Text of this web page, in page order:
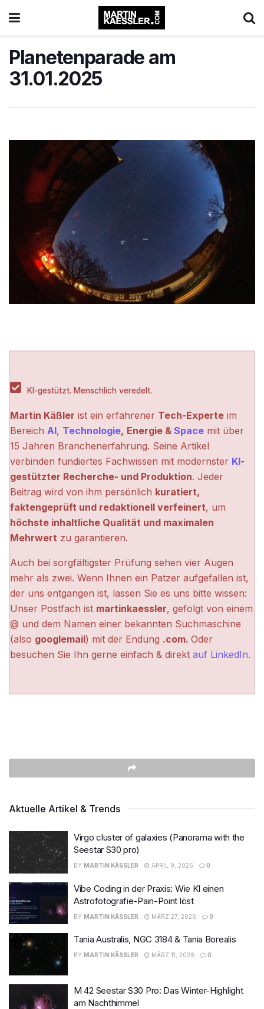
Planetenparade am
31.01.2025
KI-gestützt. Menschlich veredelt.
Martin Käßler ist ein erfahrener Tech-Experte im
Bereich AI, Technologie, Energie & Space mit über
15 Jahren Branchenerfahrung. Seine Artikel
verbinden fundiertes Fachwissen mit modernster KI-
gestützter Recherche- und Produktion. Jeder
Beitrag wird von ihm persönlich kuratiert,
faktengeprüft und redaktionell verfeinert, um
höchste inhaltliche Qualität und maximalen
Mehrwert zu garantieren.
Auch bei sorgfältigster Prüfung sehen vier Augen
mehr als zwei. Wenn Ihnen ein Patzer aufgefallen ist,
der uns entgangen ist, lassen Sie es uns bitte wissen:
Unser Postfach ist martinkaessler, gefolgt von einem
@ und dem Namen einer bekannten Suchmaschine
(also googlemail) mit der Endung .com. Oder
besuchen Sie Ihn gerne einfach & direkt auf LinkedIn.
Aktuelle Artikel & Trends
Virgo cluster of galaxies (Panorama with the
Seestar S30 pro)
BY MARTIN KÄSSLER APRIL 9, 2026 0
Vibe Coding in der Praxis: Wie KI einen
Astrofotografie-Pain-Point löst
BY MARTIN KÄSSLER MÄRZ 27, 2026 0
Tania Australis, NGC 3184 & Tania Borealis
BY MARTIN KÄSSLER MÄRZ 11, 2026 0
M 42 Seestar S30 Pro: Das Winter-Highlight
am Nachthimmel